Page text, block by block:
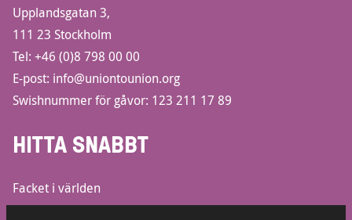
Upplandsgatan 3,
111 23 Stockholm
Tel: +46 (0)8 798 00 00
E-post: info@uniontounion.org
Swishnummer för gåvor: 123 211 17 89
HITTA SNABBT
Facket i världen
Informationsbroschyrer